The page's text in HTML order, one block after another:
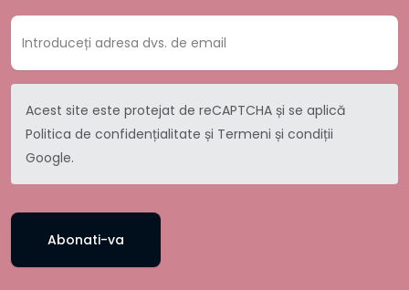
Acest site este protejat de reCAPTCHA și se aplică
Politica de confidențialitate și Termeni și condiții
Google.
Abonati-va